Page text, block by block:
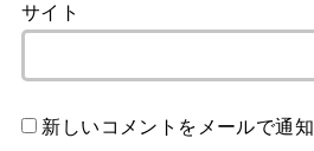
サイト
新しいコメントをメールで通知